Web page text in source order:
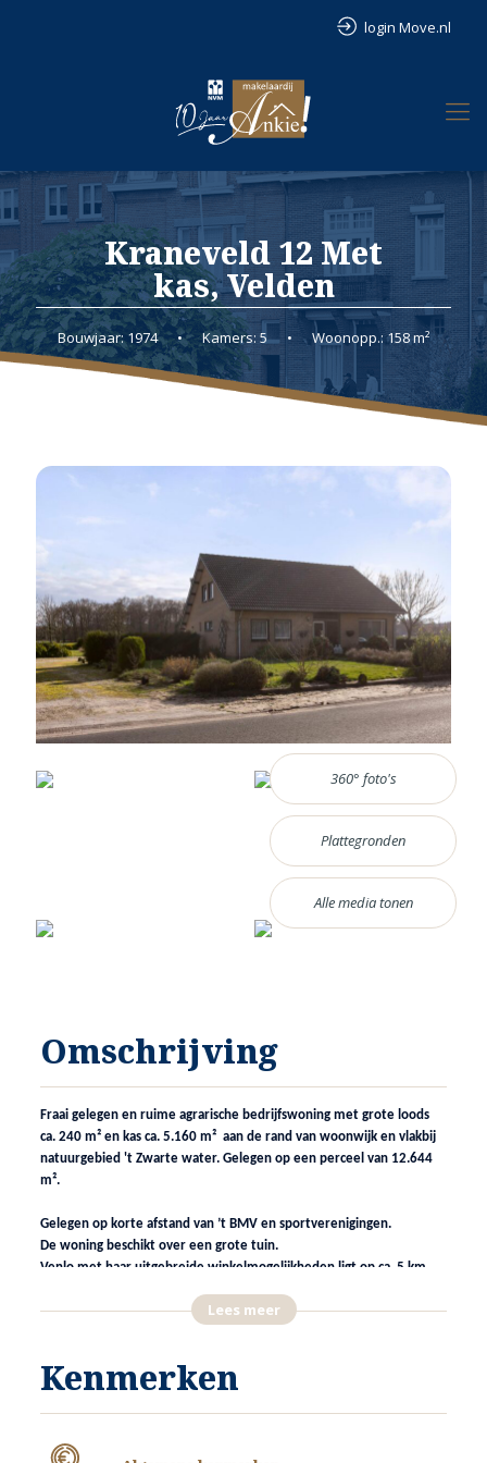
login Move.nl
Kraneveld 12 Met
kas, Velden
Bouwjaar: 1974 • Kamers: 5 • Woonopp.: 158 m²
360° foto's
Plattegronden
Alle media tonen
Omschrijving
Fraai gelegen en ruime agrarische bedrijfswoning met grote loods
ca. 240 m² en kas ca. 5.160 m² aan de rand van woonwijk en vlakbij
natuurgebied 't Zwarte water. Gelegen op een perceel van 12.644
m².
Gelegen op korte afstand van ’t BMV en sportverenigingen.
De woning beschikt over een grote tuin.
Venlo met haar uitgebreide winkelmogelijkheden ligt op ca. 5 km.
busverbinding met station Venlo.
INDELING
ENTREE
Lees meer
Kenmerken